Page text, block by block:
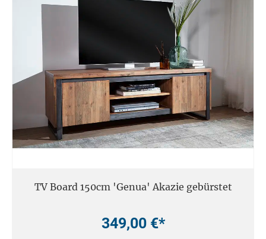
TV Board 150cm 'Genua' Akazie gebürstet
349,00 €*